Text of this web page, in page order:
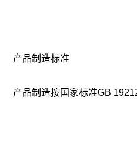
产品制造标准
产品制造按国家标准GB